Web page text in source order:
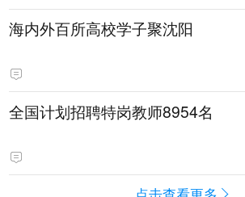
海内外百所高校学子聚沈阳
全国计划招聘特岗教师8954名